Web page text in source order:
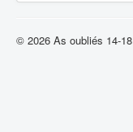
© 2026 As oubliés 14-18